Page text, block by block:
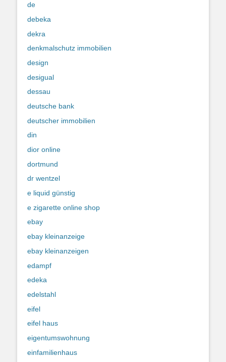
de
debeka
dekra
denkmalschutz immobilien
design
desigual
dessau
deutsche bank
deutscher immobilien
din
dior online
dortmund
dr wentzel
e liquid günstig
e zigarette online shop
ebay
ebay kleinanzeige
ebay kleinanzeigen
edampf
edeka
edelstahl
eifel
eifel haus
eigentumswohnung
einfamilienhaus